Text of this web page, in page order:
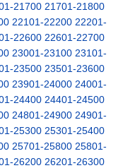
21700 21701-21800
22101-22200 22201-
22600 22601-22700
23001-23100 23101-
23500 23501-23600
23901-24000 24001-
24400 24401-24500
24801-24900 24901-
25300 25301-25400
25701-25800 25801-
26200 26201-26300